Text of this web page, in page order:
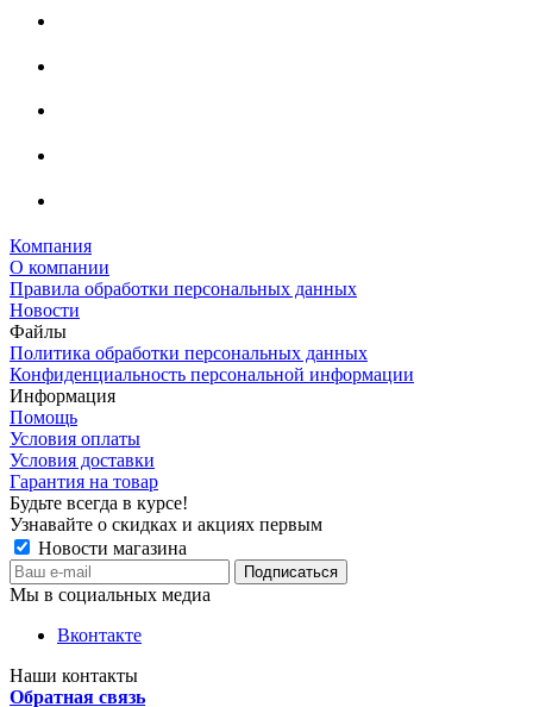
Компания
О компании
Правила обработки персональных данных
Новости
Файлы
Политика обработки персональных данных
Конфиденциальность персональной информации
Информация
Помощь
Условия оплаты
Условия доставки
Гарантия на товар
Будьте всегда в курсе!
Узнавайте о скидках и акциях первым
Новости магазина
Мы в социальных медиа
Вконтакте
Наши контакты
Обратная связь